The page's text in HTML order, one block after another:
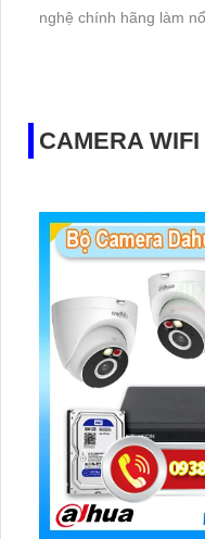
nghệ chính hãng làm
CAMERA